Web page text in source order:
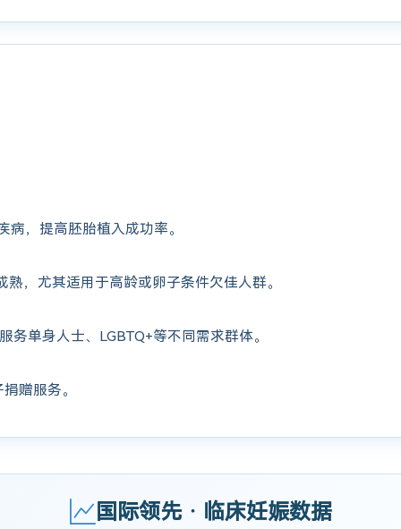
病，提高胚胎植入成功率。
熟，尤其适用于高龄或卵子条件欠佳人群。
务单身人士、LGBTQ+等不同需求群体。
赠服务。
国际领先 · 临床妊娠数据